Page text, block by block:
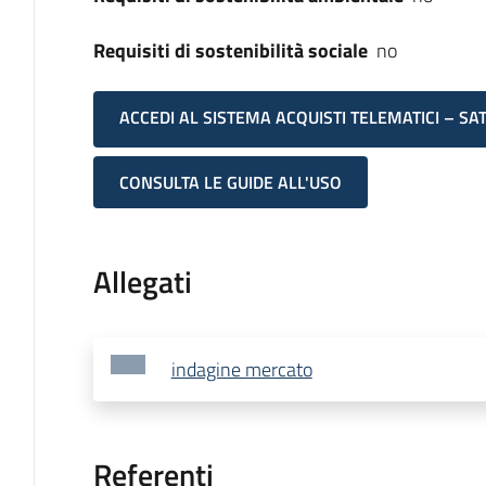
Requisiti di sostenibilità sociale no
ACCEDI AL SISTEMA ACQUISTI TELEMATICI –
CONSULTA LE GUIDE ALL'USO
Allegati
indagine mercato
Referenti